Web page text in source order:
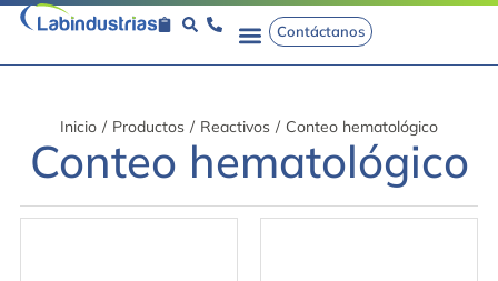
Contáctanos
Inicio / Productos / Reactivos / Conteo hematológico
Conteo hematológico